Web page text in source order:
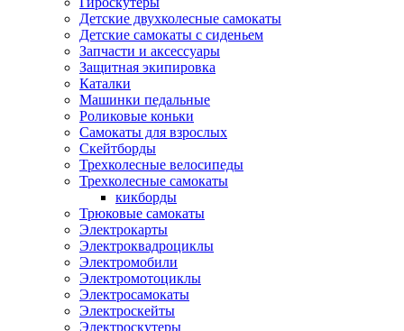
Детские двухколесные самокаты
Детские самокаты с сиденьем
Запчасти и аксессуары
Защитная экипировка
Каталки
Машинки педальные
Роликовые коньки
Самокаты для взрослых
Скейтборды
Трехколесные велосипеды
Трехколесные самокаты
кикборды
Трюковые самокаты
Электрокарты
Электроквадроциклы
Электромобили
Электромотоциклы
Электросамокаты
Электроскейты
Электроскутеры